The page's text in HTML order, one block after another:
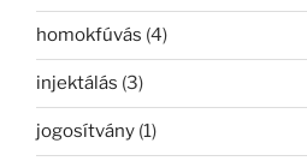
homokfúvás (4)
injektálás (3)
jogosítvány (1)